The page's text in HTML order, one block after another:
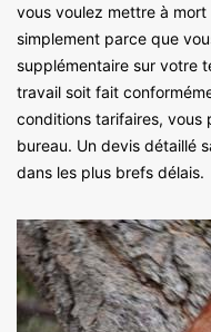
vous voulez mettre à
simplement parce que
supplémentaire sur votre
travail soit fait
conditions tarifaires, vous
bureau. Un devis détaillé
dans les plus brefs délais.